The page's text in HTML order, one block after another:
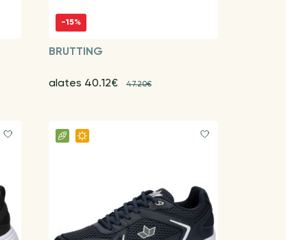
-15%
BRUTTING
alates 40.12€ 47.20€